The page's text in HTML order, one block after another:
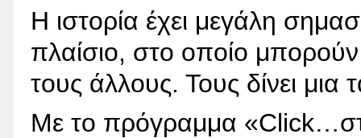
Η ιστορία έχει μεγάλη
πλαίσιο, στο οποίο
τους άλλους. Τους δίνει
Με το πρόγραμμα